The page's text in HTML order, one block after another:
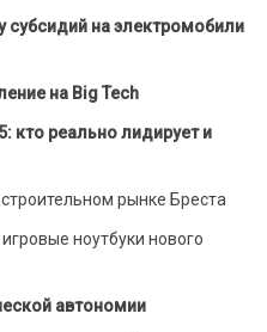
на электромобили
на Big Tech
кто реально лидирует и
рынке Бреста
ноутбуки нового
автономии